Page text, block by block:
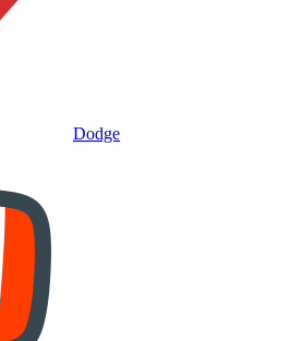
Dodge